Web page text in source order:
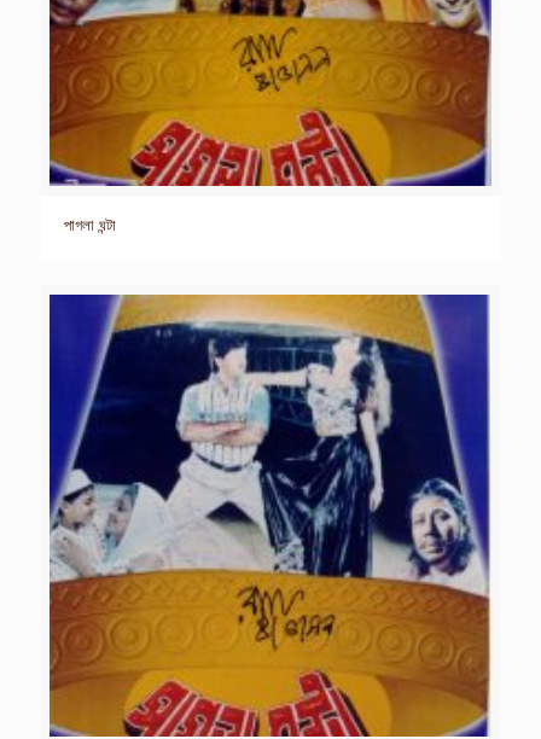
পাগলা ঘন্টা